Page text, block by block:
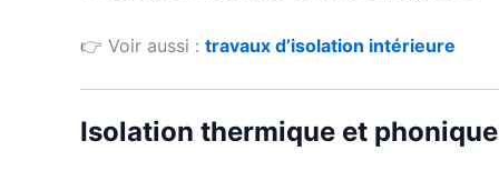
👉 Voir aussi : travaux d’isolation intérieure
Isolation thermique et phonique